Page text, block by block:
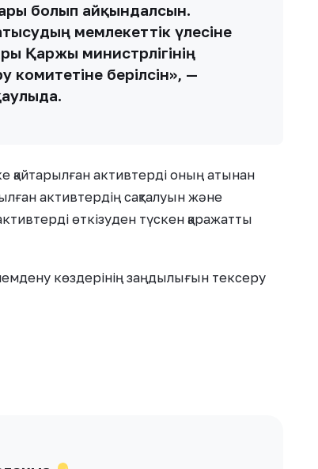
болып айқындалсын.
мемлекеттік үлесіне
Қаржы министрлігінің
комитетіне берілсін», —
қайтарылған активтерді оның атынан
активтердің сақталуын және
өткізуден түскен қаражатты
көздерінің заңдылығын тексеру